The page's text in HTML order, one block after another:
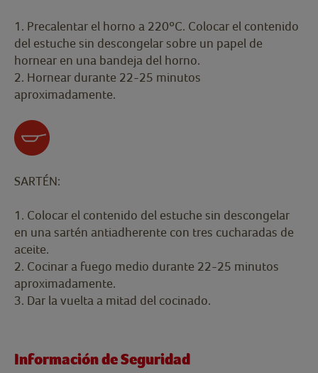
1. Precalentar el horno a 220ºC. Colocar el contenido
del estuche sin descongelar sobre un papel de
hornear en una bandeja del horno.
2. Hornear durante 22-25 minutos
aproximadamente.
SARTÉN:
1. Colocar el contenido del estuche sin descongelar
en una sartén antiadherente con tres cucharadas de
aceite.
2. Cocinar a fuego medio durante 22-25 minutos
aproximadamente.
3. Dar la vuelta a mitad del cocinado.
Información de Seguridad